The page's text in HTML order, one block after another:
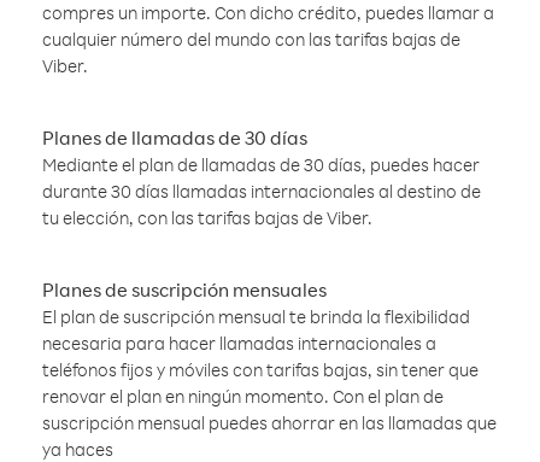
compres un importe. Con dicho crédito, puedes llamar a
cualquier número del mundo con las tarifas bajas de
Viber.
Planes de llamadas de 30 días
Mediante el plan de llamadas de 30 días, puedes hacer
durante 30 días llamadas internacionales al destino de
tu elección, con las tarifas bajas de Viber.
Planes de suscripción mensuales
El plan de suscripción mensual te brinda la flexibilidad
necesaria para hacer llamadas internacionales a
teléfonos fijos y móviles con tarifas bajas, sin tener que
renovar el plan en ningún momento. Con el plan de
suscripción mensual puedes ahorrar en las llamadas que
ya haces